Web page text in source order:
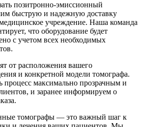
позитронно-эмиссионный
быструю и надежную доставку
учреждение. Наша команда
что оборудование будет
с учетом всех необходимых
от расположения вашего
и конкретной модели томографа.
процесс максимально прозрачным и
и заранее информируем о
томографы — это важный шаг к